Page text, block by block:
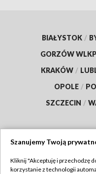
BIAŁYSTOK /
GORZÓW
KRAKÓW /
OPOLE /
SZCZECIN /
Szanujemy Twoją
Kliknij "Akceptuję i przechodzę
korzystanie z technologii